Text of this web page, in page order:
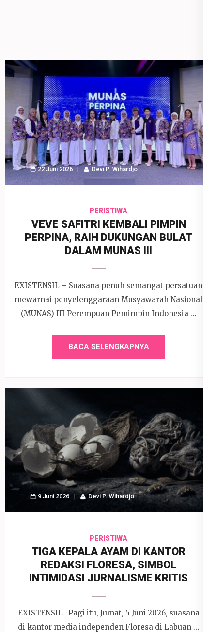
22 Juni 2026 Devi P. Wihardjo
PERISTIWA
VEVE SAFITRI KEMBALI PIMPIN
PERPINA, RAIH DUKUNGAN BULAT
DALAM MUNAS III
EXISTENSIL – Suasana penuh semangat persatuan
mewarnai penyelenggaraan Musyawarah Nasional
(MUNAS) III Perempuan Pemimpin Indonesia …
BACA SELENGKAPNYA
9 Juni 2026 Devi P. Wihardjo
PERISTIWA
TIGA KEPALA AYAM DI KANTOR
REDAKSI FLORESA, SIMBOL
INTIMIDASI JURNALISME KRITIS
EXISTENSIL -Pagi itu, Jumat, 5 Juni 2026, suasana
di kantor media independen Floresa di Labuan …